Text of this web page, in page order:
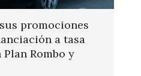
promociones
a tasa
Rombo y